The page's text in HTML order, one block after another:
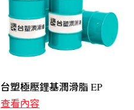
台塑極壓鋰基潤滑脂 EP
查看內容